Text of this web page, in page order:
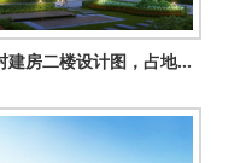
农村建房二楼设计图，占地百平带配房设计，颜值高布局好